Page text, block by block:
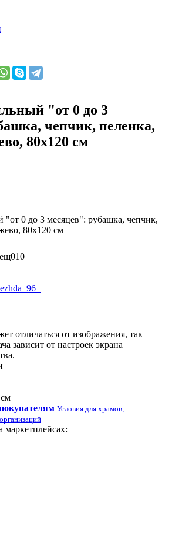
"от 0 до 3
чепчик, пеленка,
80х120 см
"от 0 до 3 месяцев": рубашка, чепчик,
80х120 см
отличаться от изображения, так
зависит от настроек экрана
Условия для храмов,